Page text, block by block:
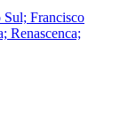
Sul; Francisco
Renascenca;